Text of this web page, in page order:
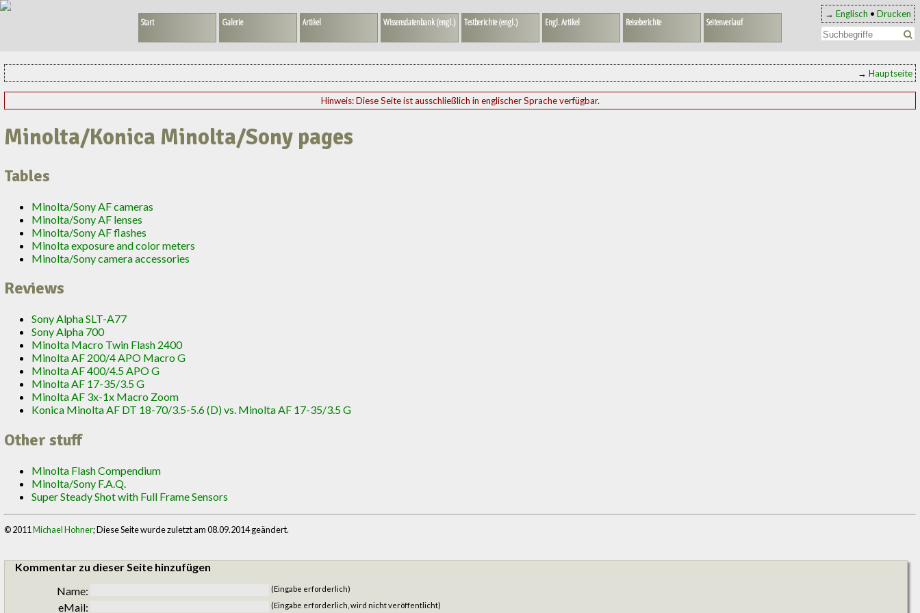
→ Englisch • Drucken
Start Galerie Artikel Wissensdatenbank (engl.) Testberichte (engl.) Engl. Artikel Reiseberichte Seitenverlauf
→ Hauptseite
Hinweis: Diese Seite ist ausschließlich in englischer Sprache verfügbar.
Minolta/Konica Minolta/Sony pages
Tables
Minolta/Sony AF cameras
Minolta/Sony AF lenses
Minolta/Sony AF flashes
Minolta exposure and color meters
Minolta/Sony camera accessories
Reviews
Sony Alpha SLT-A77
Sony Alpha 700
Minolta Macro Twin Flash 2400
Minolta AF 200/4 APO Macro G
Minolta AF 400/4.5 APO G
Minolta AF 17-35/3.5 G
Minolta AF 3x-1x Macro Zoom
Konica Minolta AF DT 18-70/3.5-5.6 (D) vs. Minolta AF 17-35/3.5 G
Other stuff
Minolta Flash Compendium
Minolta/Sony F.A.Q.
Super Steady Shot with Full Frame Sensors
© 2011Michael Hohner; Diese Seite wurde zuletzt am 08.09.2014 geändert.
Kommentar zu dieser Seite hinzufügen
Name:
(Eingabe erforderlich)
eMail: (Eingabe erforderlich, wird nicht veröffentlicht)